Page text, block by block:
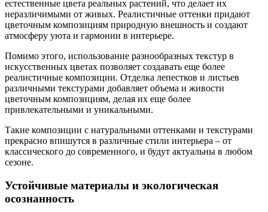
естественные цвета реальных растений, что делает их
неразличимыми от живых. Реалистичные оттенки придают
цветочным композициям природную внешность и создают
атмосферу уюта и гармонии в интерьере.
Помимо этого, использование разнообразных текстур в
искусственных цветах позволяет создавать еще более
реалистичные композиции. Отделка лепестков и листьев
различными текстурами добавляет объема и живости
цветочным композициям, делая их еще более
привлекательными и уникальными.
Такие композиции с натуральными оттенками и текстурами
прекрасно впишутся в различные стили интерьера – от
классического до современного, и будут актуальны в любом
сезоне.
Устойчивые материалы и экологическая
осознанность